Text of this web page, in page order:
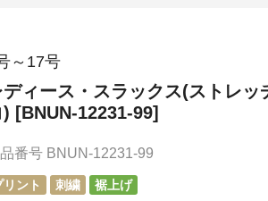
～17号
ディース・スラックス(ストレ
) [BNUN-12231-99]
番号 BNUN-12231-99
リント 刺繍 裾上げ